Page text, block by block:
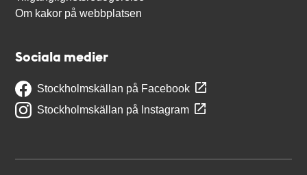
Om kakor på webbplatsen
Sociala medier
Stockholmskällan på Facebook
Stockholmskällan på Instagram